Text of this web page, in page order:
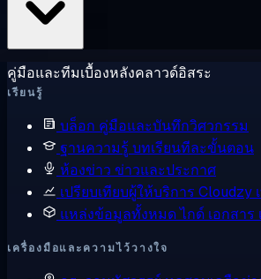
คู่มือและทีมเบื้องหลังคลาวด์อิสระ
เรียนรู้
บล็อก คู่มือและบันทึกวิศวกรรม
ฐานความรู้ บทเรียนทีละขั้นตอน
ห้องข่าว ข่าวและประกาศ
เปรียบเทียบผู้ให้บริการ Cloudzy
แหล่งข้อมูลทั้งหมดไกด์ เอกสาร
เครื่องมือและความไว้วางใจ